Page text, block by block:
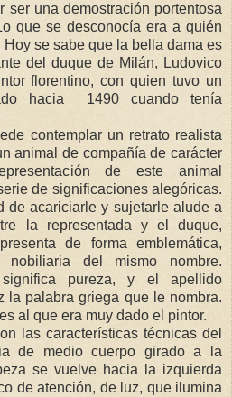
ser una demostración portentosa
que se desconocía era a quién
Hoy se sabe que la bella dama es
del duque de Milán, Ludovico
florentino, con quien tuvo un
hacia 1490 cuando tenía
contemplar un retrato realista
animal de compañía de carácter
de este animal
de significaciones alegóricas.
de acariciarle y sujetarle alude a
la representada y el duque,
de forma emblemática,
del mismo nombre.
pureza, y el apellido
la palabra griega que le nombra.
al que era muy dado el pintor.
las características técnicas del
de medio cuerpo girado a la
se vuelve hacia la izquierda
de atención, de luz, que ilumina